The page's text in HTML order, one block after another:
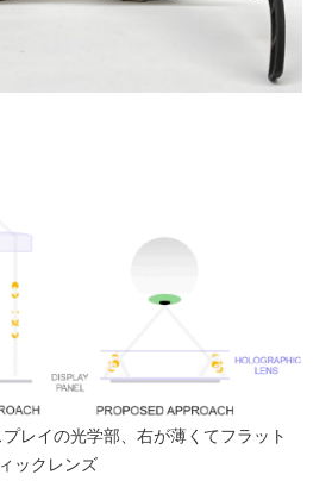
レイの光学部、右が薄くてフラット
ックレンズ